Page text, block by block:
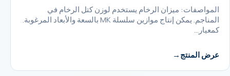
المواصفات: ميزان الرخام يستخدم لوزن كتل الرخام في
المناجم. يمكن إنتاج موازين سلسلة MK بالسعة والأبعاد المرغوبة.
كمعيار…
عرض المنتج